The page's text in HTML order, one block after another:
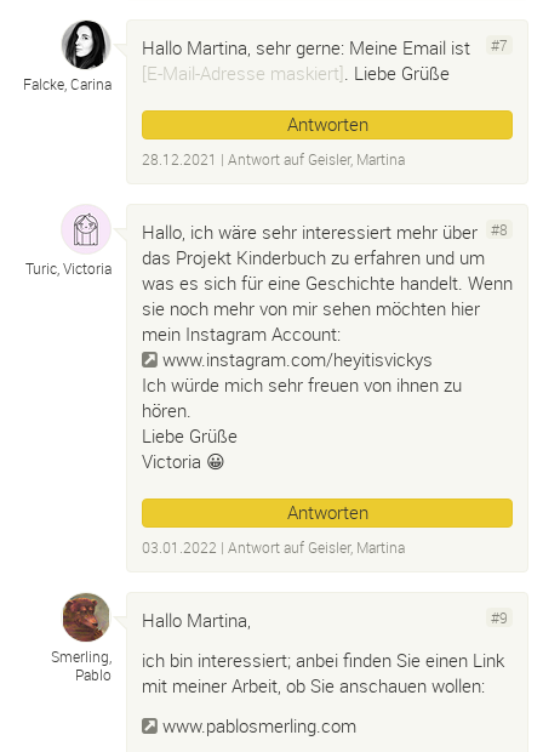
Falcke, Carina
#7
Hallo Martina, sehr gerne: Meine Email ist
[E-Mail-Adresse maskiert]. Liebe Grüße
Antworten
28.12.2021 | Antwort auf Geisler, Martina
Turic, Victoria
#8
Hallo, ich wäre sehr interessiert mehr über
das Projekt Kinderbuch zu erfahren und um
was es sich für eine Geschichte handelt. Wenn
sie noch mehr von mir sehen möchten hier
mein Instagram Account:
www.instagram.com/heyitisvickys
Ich würde mich sehr freuen von ihnen zu
hören.
Liebe Grüße
Victoria 😀
Antworten
03.01.2022 | Antwort auf Geisler, Martina
Smerling,
Pablo
#9
Hallo Martina,
ich bin interessiert; anbei finden Sie einen Link
mit meiner Arbeit, ob Sie anschauen wollen:
www.pablosmerling.com